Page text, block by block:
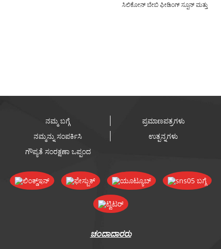
ಸಿಲಿಕೋನ್ ಬೇಬಿ ಫೀಡಿಂಗ್ ಸ್ಪೂನ್ ಮತ್ತು
ನಮ್ಮ ಬಗ್ಗೆ
ಪ್ರಮಾಣಪತ್ರಗಳು
ನಮ್ಮನ್ನು ಸಂಪರ್ಕಿಸಿ
ಉತ್ಪನ್ನಗಳು
ಗೌಪ್ಯತೆ ಸಂರಕ್ಷಣಾ ಒಪ್ಪಂದ
ಚಂದಾದಾರರು